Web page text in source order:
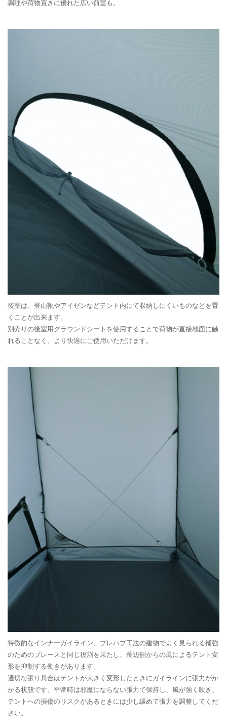
調理や荷物置きに優れた広い前室も。
後室は、登山靴やアイゼンなどテント内にて収納しにくいものなどを置
くことが出来ます。
別売りの後室用グラウンドシートを使用することで荷物が直接地面に触
れることなく、より快適にご使用いただけます。
特徴的なインナーガイライン。プレハブ工法の建物でよく見られる補強
のためのブレースと同じ役割を果たし、長辺側からの風によるテント変
形を抑制する働きがあります。
適切な張り具合はテントが大きく変形したときにガイラインに張力がか
かる状態です。平常時は邪魔にならない張力で保持し、風が強く吹き、
テントへの損傷のリスクがあるときには少し緩めて張力を調整してくだ
さい。